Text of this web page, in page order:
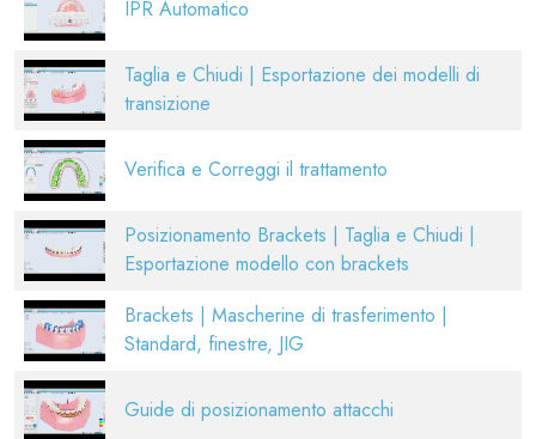
IPR Automatico
Taglia e Chiudi | Esportazione dei modelli di
transizione
Verifica e Correggi il trattamento
Posizionamento Brackets | Taglia e Chiudi |
Esportazione modello con brackets
Brackets | Mascherine di trasferimento |
Standard, finestre, JIG
Guide di posizionamento attacchi